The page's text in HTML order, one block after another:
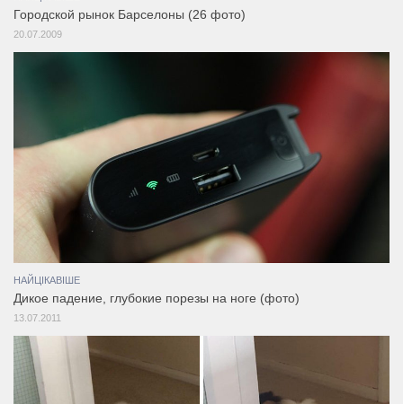
Городской рынок Барселоны (26 фото)
20.07.2009
НАЙЦІКАВІШЕ
Дикое падение, глубокие порезы на ноге (фото)
13.07.2011